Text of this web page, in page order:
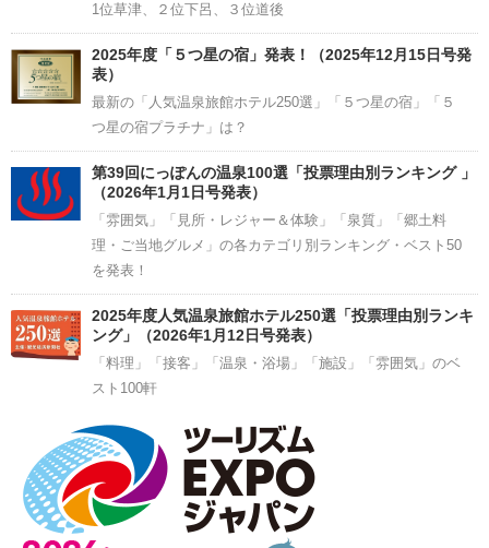
1位草津、２位下呂、３位道後
2025年度「５つ星の宿」発表！（2025年12月15日号発
表）
最新の「人気温泉旅館ホテル250選」「５つ星の宿」「５
つ星の宿プラチナ」は？
第39回にっぽんの温泉100選「投票理由別ランキング 」
（2026年1月1日号発表）
「雰囲気」「見所・レジャー＆体験」「泉質」「郷土料
理・ご当地グルメ」の各カテゴリ別ランキング・ベスト50
を発表！
2025年度人気温泉旅館ホテル250選「投票理由別ランキ
ング」（2026年1月12日号発表）
「料理」「接客」「温泉・浴場」「施設」「雰囲気」のベ
スト100軒